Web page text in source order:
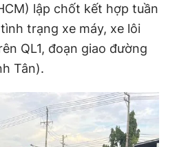
Bạn cần biết
Liên hệ quảng cáo
lập chốt kết hợp tuần
trạng xe máy, xe lôi
QL1, đoạn giao đường
Tân).